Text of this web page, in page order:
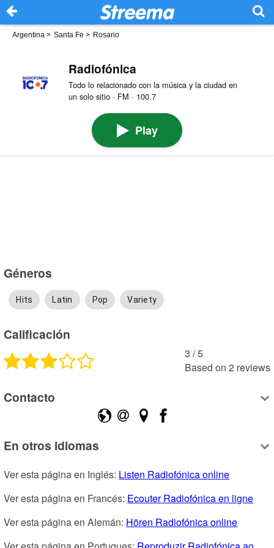
Argentina > Santa Fe > Rosario
Radiofónica
Todo lo relacionado con la música y la ciudad en
un solo sitio · FM · 100.7
Play
Géneros
Hits Latin Pop Variety
Calificación
3 /5
Based on 2 reviews
Contacto
En otros idiomas
Ver esta página en Inglés: Listen Radiofónica online
Ver esta página en Francés: Ecouter Radiofónica en ligne
Ver esta página en Alemán: Hören Radiofónica online